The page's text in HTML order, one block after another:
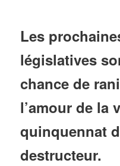
Les
législatives
chance de
l’amour de la
quinquennat
destructeur.